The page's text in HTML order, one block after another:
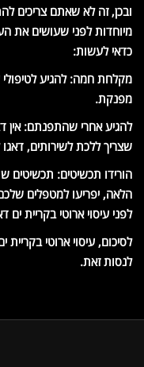
ובכן, זה לא שאתם צריכים
מיוחדות לפני שעושים את
כדאי לעשות:
מקלחת חמה: להגיע לטיפולי
מפנקת.
להגיע אחרי שהתפנתם: אין
שצריך ללכת לשירותים,
הורידו תכשיטים: תכשיטים
הלאה, יפריעו למטפלים
לפני עיסוי ארוטי בקריית ים
לסיכום, עיסוי ארוטי
לנסות זאת.